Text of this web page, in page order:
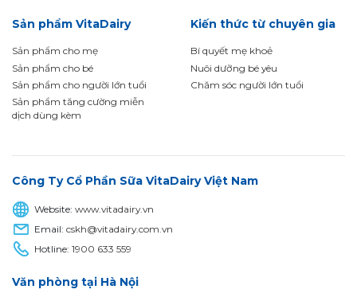
Sản phẩm VitaDairy
Sản phẩm cho mẹ
Sản phẩm cho bé
Sản phẩm cho người lớn tuổi
Sản phẩm tăng cường miễn
dịch dùng kèm
Kiến thức từ chuyên gia
Bí quyết mẹ khoẻ
Nuôi dưỡng bé yêu
Chăm sóc người lớn tuổi
Công Ty Cổ Phần Sữa VitaDairy Việt Nam
Website:www.vitadairy.vn
Email:cskh@vitadairy.com.vn
Hotline:1900 633 559
Văn phòng tại Hà Nội